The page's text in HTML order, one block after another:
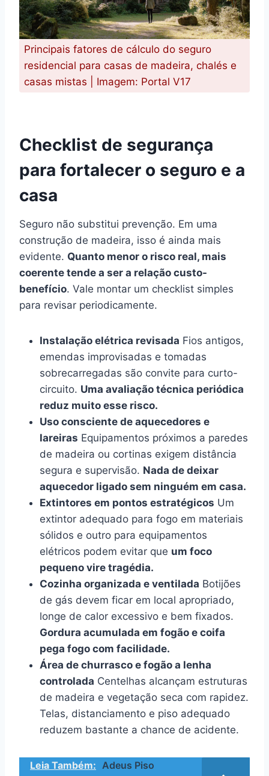
Principais fatores de cálculo do seguro
residencial para casas de madeira, chalés e
casas mistas | Imagem: Portal V17
Checklist de segurança
para fortalecer o seguro e a
casa
Seguro não substitui prevenção. Em uma
construção de madeira, isso é ainda mais
evidente. Quanto menor o risco real, mais
coerente tende a ser a relação custo-
benefício. Vale montar um checklist simples
para revisar periodicamente.
Instalação elétrica revisada Fios antigos,
emendas improvisadas e tomadas
sobrecarregadas são convite para curto-
circuito. Uma avaliação técnica periódica
reduz muito esse risco.
Uso consciente de aquecedores e
lareiras Equipamentos próximos a paredes
de madeira ou cortinas exigem distância
segura e supervisão. Nada de deixar
aquecedor ligado sem ninguém em casa.
Extintores em pontos estratégicos Um
extintor adequado para fogo em materiais
sólidos e outro para equipamentos
elétricos podem evitar que um foco
pequeno vire tragédia.
Cozinha organizada e ventilada Botijões
de gás devem ficar em local apropriado,
longe de calor excessivo e bem fixados.
Gordura acumulada em fogão e coifa
pega fogo com facilidade.
Área de churrasco e fogão a lenha
controlada Centelhas alcançam estruturas
de madeira e vegetação seca com rapidez.
Telas, distanciamento e piso adequado
reduzem bastante a chance de acidente.
Leia Também: Adeus Piso